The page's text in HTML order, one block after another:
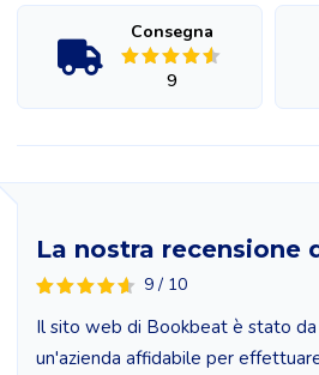
Consegna
9
La nostra recensione
9 / 10
Il sito web di Bookbeat è stato
un'azienda affidabile per